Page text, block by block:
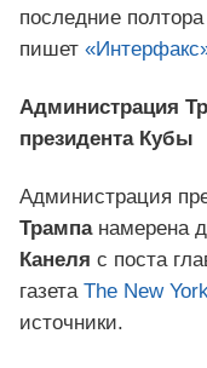
последние
пишет
Администрация
президента Кубы
Администрация
Трампанамерена
Канеля с поста
газета The New
источники.